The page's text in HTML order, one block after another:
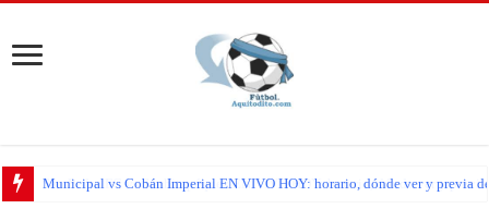
San Pedro FC vs Suchitepéquez EN VIVO HOY: horario, dónde ver y